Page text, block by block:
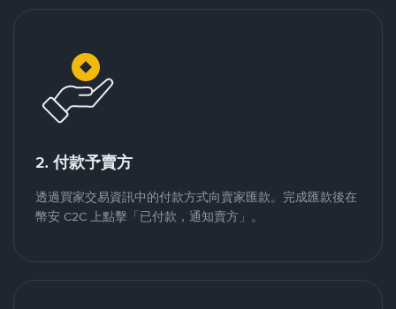
2. 付款予賣方
透過買家交易資訊中的付款方式向賣家匯款。完成匯款後在
幣安 C2C 上點擊「已付款，通知賣方」。